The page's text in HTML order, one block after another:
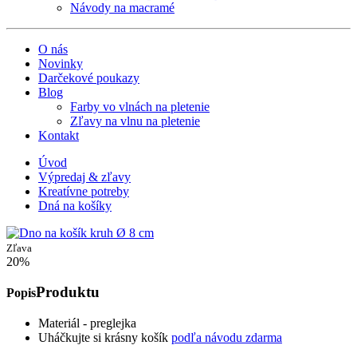
Návody na macramé
O nás
Novinky
Darčekové poukazy
Blog
Farby vo vlnách na pletenie
Zľavy na vlnu na pletenie
Kontakt
Úvod
Výpredaj & zľavy
Kreatívne potreby
Dná na košíky
Zľava
20%
PopisProduktu
Materiál - preglejka
Uháčkujte si krásny košík podľa návodu zdarma